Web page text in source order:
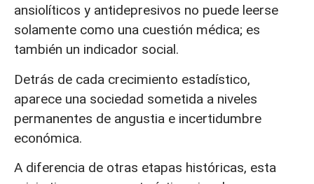
ansiolíticos y antidepresivos no puede leerse
solamente como una cuestión médica; es
también un indicador social.
Detrás de cada crecimiento estadístico,
aparece una sociedad sometida a niveles
permanentes de angustia e incertidumbre
económica.
A diferencia de otras etapas históricas, esta